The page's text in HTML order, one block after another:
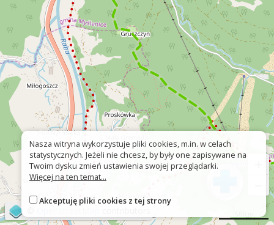
Nasza witryna wykorzystuje pliki cookies, m.in. w celach
statystycznych. Jeżeli nie chcesz, by były one zapisywane na
Twoim dysku zmień ustawienia swojej przeglądarki.
Więcej na ten temat...
Akceptuję pliki cookies z tej strony